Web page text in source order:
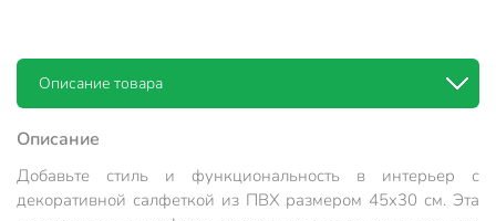
Описание товара
Описание
Добавьте стиль и функциональность в интерьер с
декоративной салфеткой из ПВХ размером 45х30 см. Эта